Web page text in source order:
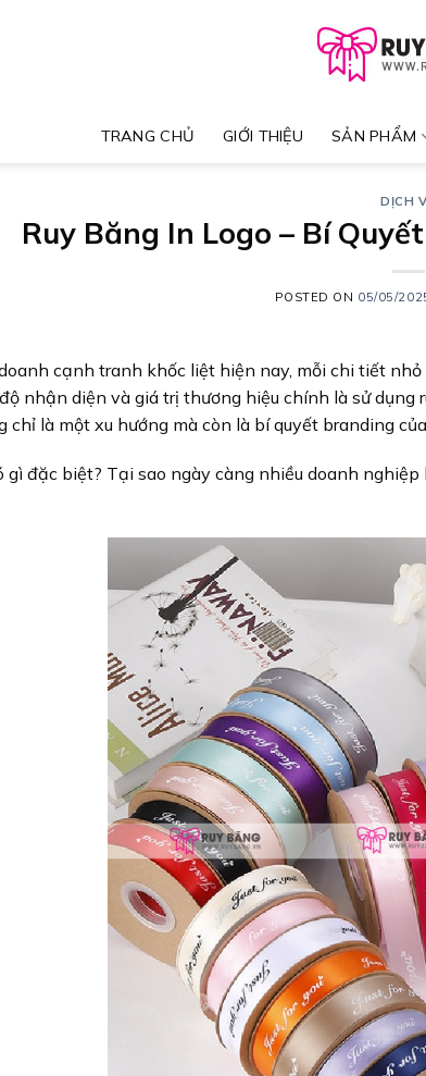
TRANG CHỦ GIỚI THIỆU SẢN PHẨM
DỊCH
Ruy Băng In Logo – Bí
POSTED ON 05/05/
cạnh tranh khốc liệt hiện nay, mỗi chi tiết
nhận diện và giá trị thương hiệu chính là sử
chỉ là một xu hướng mà còn là bí quyết branding
gì đặc biệt? Tại sao ngày càng nhiều doanh